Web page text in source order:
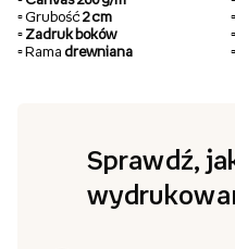
▫️ Grubość 2 cm
▫️ Zadruk boków
▫️ Rama drewniana
Sprawdź,